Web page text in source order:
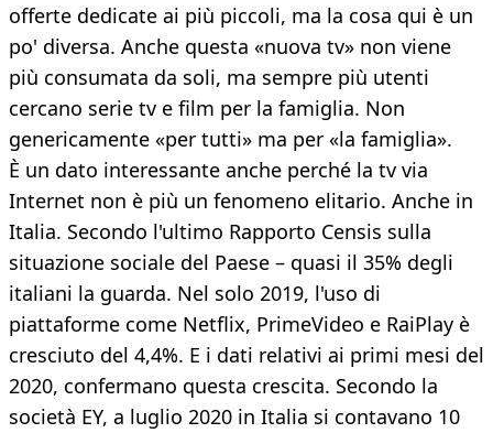
offerte dedicate ai più piccoli, ma la cosa qui è un
po' diversa. Anche questa «nuova tv» non viene
più consumata da soli, ma sempre più utenti
cercano serie tv e film per la famiglia. Non
genericamente «per tutti» ma per «la famiglia».
È un dato interessante anche perché la tv via
Internet non è più un fenomeno elitario. Anche in
Italia. Secondo l'ultimo Rapporto Censis sulla
situazione sociale del Paese – quasi il 35% degli
italiani la guarda. Nel solo 2019, l'uso di
piattaforme come Netflix, PrimeVideo e RaiPlay è
cresciuto del 4,4%. E i dati relativi ai primi mesi del
2020, confermano questa crescita. Secondo la
società EY, a luglio 2020 in Italia si contavano 10